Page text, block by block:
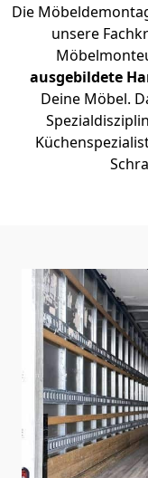
Die
unsere
ausgebildete
Deine Möbel.